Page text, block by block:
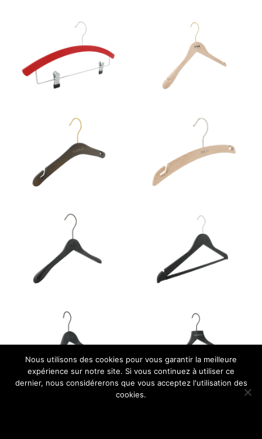
Nous utilisons des cookies pour vous garantir la meilleure
expérience sur notre site. Si vous continuez à utiliser ce
dernier, nous considérerons que vous acceptez l'utilisation des
cookies.